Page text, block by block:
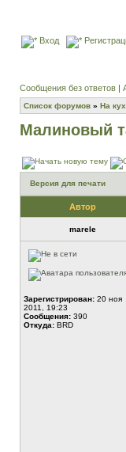
Вход
Сообщения без ответов |
Список форумов » На
Малиновый
Версия для печати
Автор
marele
Зарегистрирован: 20 ноя
2011, 19:23
Сообщения: 390
Откуда: BRD